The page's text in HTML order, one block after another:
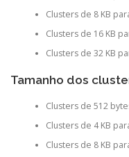
Clusters de 8 KB
Clusters de 16 KB
Clusters de 32 KB
Tamanho dos
Clusters de 512
Clusters de 4 KB
Clusters de 8 KB